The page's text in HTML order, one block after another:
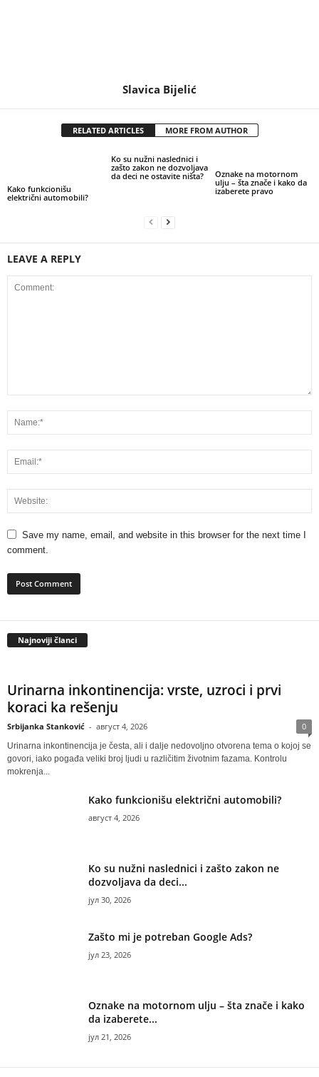
Slavica Bijelić
RELATED ARTICLES MORE FROM AUTHOR
Kako funkcionišu
električni automobili?
Ko su nužni naslednici i
zašto zakon ne dozvoljava
da deci ne ostavite ništa?
Oznake na motornom
ulju – šta znače i kako da
izaberete pravo
LEAVE A REPLY
Save my name, email, and website in this browser for the next time I
comment.
Najnoviji članci
Urinarna inkontinencija: vrste, uzroci i prvi
koraci ka rešenju
Srbijanka Stanković - август 4, 2026 0
Urinarna inkontinencija je česta, ali i dalje nedovoljno otvorena tema o kojoj se
govori, iako pogađa veliki broj ljudi u različitim životnim fazama. Kontrolu
mokrenja...
Kako funkcionišu električni automobili?
август 4, 2026
Ko su nužni naslednici i zašto zakon ne
dozvoljava da deci...
јул 30, 2026
Zašto mi je potreban Google Ads?
јул 23, 2026
Oznake na motornom ulju – šta znače i kako
da izaberete...
јул 21, 2026